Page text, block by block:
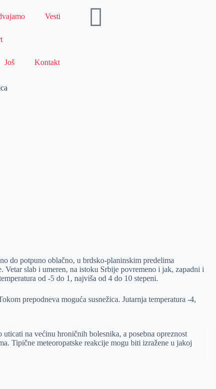
Vesti
Još Kontakt
do potpuno oblačno, u brdsko-planinskim predelima
slab i umeren, na istoku Srbije povremeno i jak, zapadni i
od -5 do 1, najviša od 4 do 10 stepeni.
prepodneva moguća susnežica. Jutarnja temperatura -4,
na većinu hroničnih bolesnika, a posebna opreznost
Tipične meteoropatske reakcije mogu biti izražene u jakoj